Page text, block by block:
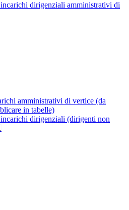
dirigenziali amministrativi di
amministrativi di vertice (da
in tabelle)
dirigenziali (dirigenti non